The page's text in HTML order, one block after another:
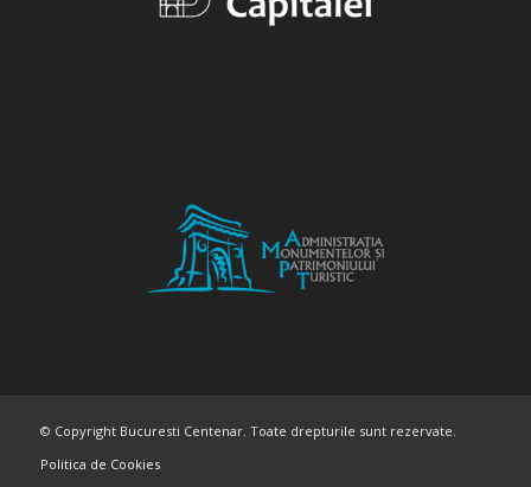
© Copyright Bucuresti Centenar. Toate drepturile sunt rezervate.
Politica de Cookies